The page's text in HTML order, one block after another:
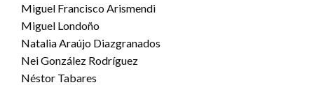
Miguel Francisco Arismendi
Miguel Londoño
Natalia Araújo Diazgranados
Nei González Rodríguez
Néstor Tabares